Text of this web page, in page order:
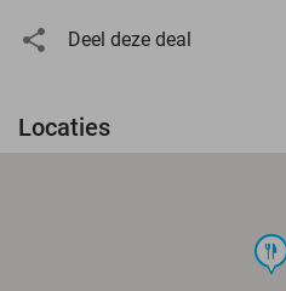
Deel deze deal
Locaties
food